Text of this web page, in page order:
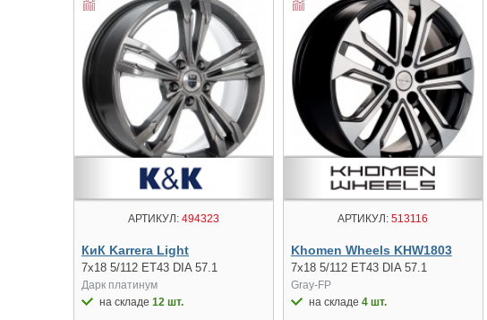
АРТИКУЛ:494323
КиК Karrera Light
7x18 5/112 ET43 DIA 57.1
Дарк платинум
на складе 12 шт.
АРТИКУЛ: 513116
Khomen Wheels KHW1803
7x18 5/112 ET43 DIA 57.1
Gray-FP
на складе 4 шт.